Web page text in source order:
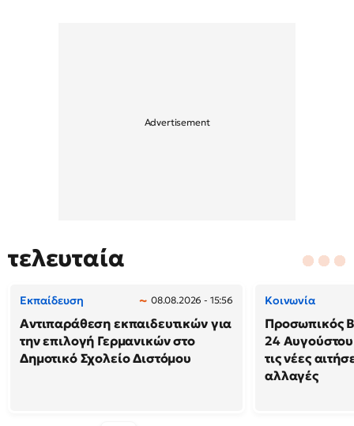
τελευταία
Εκπαίδευση 08.08.2026 - 15:56
Αντιπαράθεση εκπαιδευτικών για
την επιλογή Γερμανικών στο
Δημοτικό Σχολείο Διστόμου
Κοινωνία
Προσωπικός
24
τις νέες
αλλαγές